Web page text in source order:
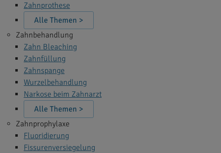
Zahnprothese
Alle Themen >
Zahnbehandlung
Zahn Bleaching
Zahnfüllung
Zahnspange
Wurzelbehandlung
Narkose beim Zahnarzt
Alle Themen >
Zahnprophylaxe
Fluoridierung
Fissurenversiegelung